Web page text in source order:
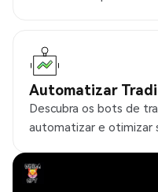
Automatizar
Descubra os bots de
automatizar e otimizar